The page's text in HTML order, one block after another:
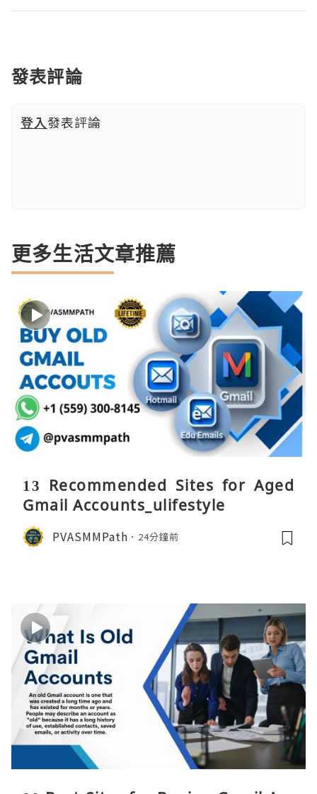
發表評論
登入發表評論
更多生活文章推薦
13 Recommended Sites for Aged
Gmail Accounts_ulifestyle
PVASMMPath 24分鐘前